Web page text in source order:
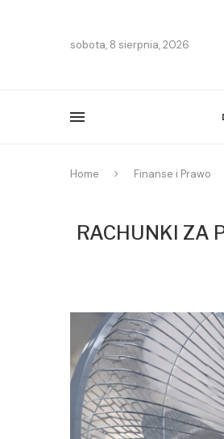
sobota, 8 sierpnia, 2026
Home Finanse i Prawo
RACHUNKI ZA